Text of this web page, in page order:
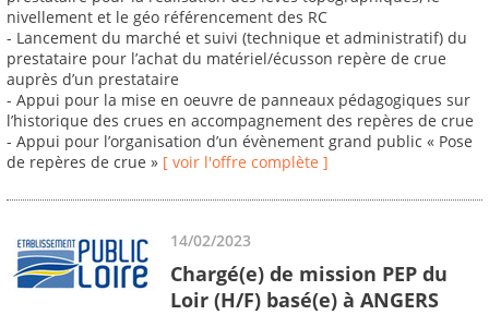
nivellement et le géo référencement des RC
- Lancement du marché et suivi (technique et administratif) du
prestataire pour l’achat du matériel/écusson repère de crue
auprès d’un prestataire
- Appui pour la mise en oeuvre de panneaux pédagogiques sur
l’historique des crues en accompagnement des repères de crue
- Appui pour l’organisation d’un évènement grand public « Pose
de repères de crue » [ voir l'offre complète ]
14/02/2023
Chargé(e) de mission PEP du
Loir (H/F) basé(e) à ANGERS